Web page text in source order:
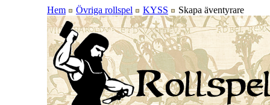
Hem Övriga rollspel KYSS Skapa äventyrare